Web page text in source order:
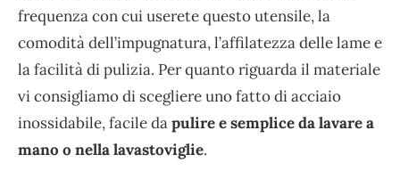
frequenza con cui userete questo utensile, la
comodità dell’impugnatura, l’affilatezza delle lame e
la facilità di pulizia. Per quanto riguarda il materiale
vi consigliamo di scegliere uno fatto di acciaio
inossidabile, facile dapulire e semplice da lavare a
mano o nella lavastoviglie.